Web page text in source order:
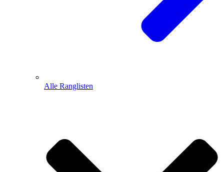
Alle Ranglisten